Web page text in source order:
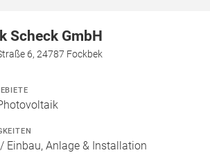
Scheck GmbH
6, 24787 Fockbek
Einbau, Anlage & Installation